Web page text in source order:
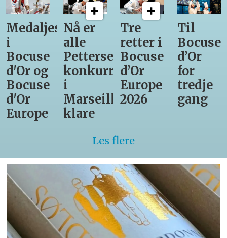
Medaljestatistikk
i
Bocuse
d'Or og
Bocuse
d'Or
Europe
Nå er
alle
Pettersens
konkurrenter
i
Marseille
klare
Tre
retter i
Bocuse
d’Or
Europe
2026
Til
Bocuse
d’Or
for
tredje
gang
Les flere